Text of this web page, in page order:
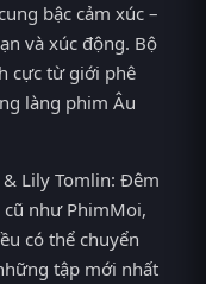
bậc cảm xúc –
và xúc động. Bộ
cực từ giới phê
làng phim Âu
& Lily Tomlin: Đêm
cũ như PhimMoi,
có thể chuyển
tập mới nhất